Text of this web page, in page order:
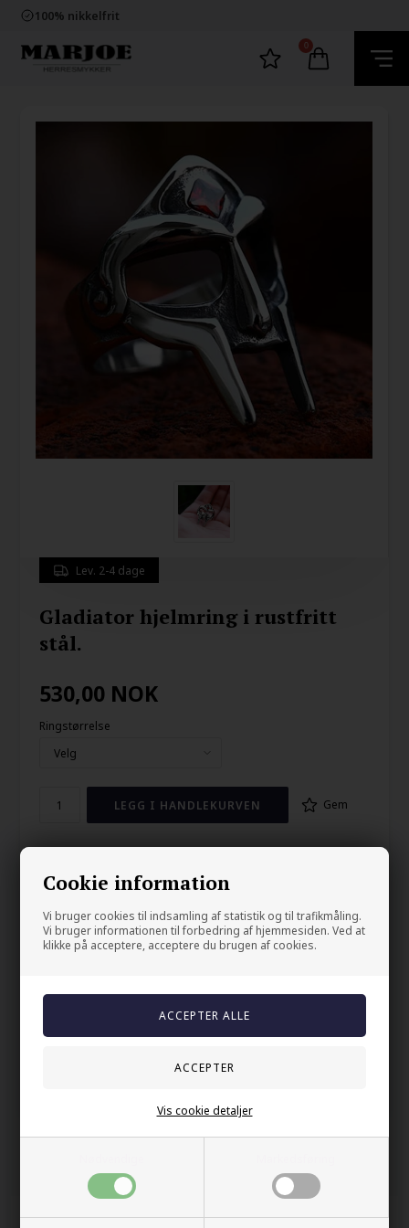
Cookie information
Vi bruger cookies til indsamling af statistik og til trafikmåling.
Vi bruger informationen til forbedring af hjemmesiden. Ved at
klikke på acceptere, acceptere du brugen af cookies.
Vis cookie detaljer
100% nikkelfrit
60 dager bytte & returret
Trygg E-Handel
0
Lev. 2-4 dage
Gladiator hjelmring i rustfritt
stål.
530,00 NOK
Ringstørrelse
Gem
rød CZ-stein.
Din sikkerhet
100% nikkelfrit
Levering 2-4 dage fra DK
Andre kjøpte også